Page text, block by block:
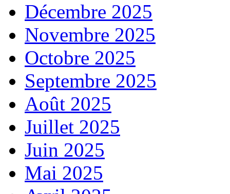
Décembre 2025
Novembre 2025
Octobre 2025
Septembre 2025
Août 2025
Juillet 2025
Juin 2025
Mai 2025